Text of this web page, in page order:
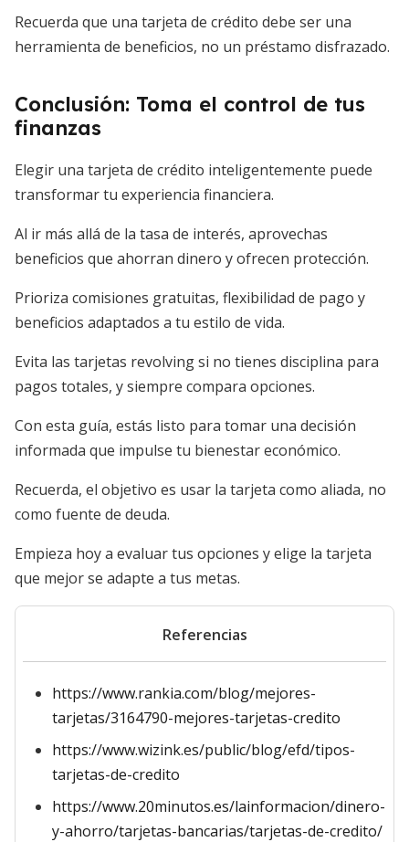
Recuerda que una tarjeta de crédito debe ser una
herramienta de beneficios, no un préstamo disfrazado.
Conclusión: Toma el control de tus
finanzas
Elegir una tarjeta de crédito inteligentemente puede
transformar tu experiencia financiera.
Al ir más allá de la tasa de interés, aprovechas
beneficios que ahorran dinero y ofrecen protección.
Prioriza comisiones gratuitas, flexibilidad de pago y
beneficios adaptados a tu estilo de vida.
Evita las tarjetas revolving si no tienes disciplina para
pagos totales, y siempre compara opciones.
Con esta guía, estás listo para tomar una decisión
informada que impulse tu bienestar económico.
Recuerda, el objetivo es usar la tarjeta como aliada, no
como fuente de deuda.
Empieza hoy a evaluar tus opciones y elige la tarjeta
que mejor se adapte a tus metas.
Referencias
https://www.rankia.com/blog/mejores-
tarjetas/3164790-mejores-tarjetas-credito
https://www.wizink.es/public/blog/efd/tipos-
tarjetas-de-credito
https://www.20minutos.es/lainformacion/dinero-
y-ahorro/tarjetas-bancarias/tarjetas-de-credito/